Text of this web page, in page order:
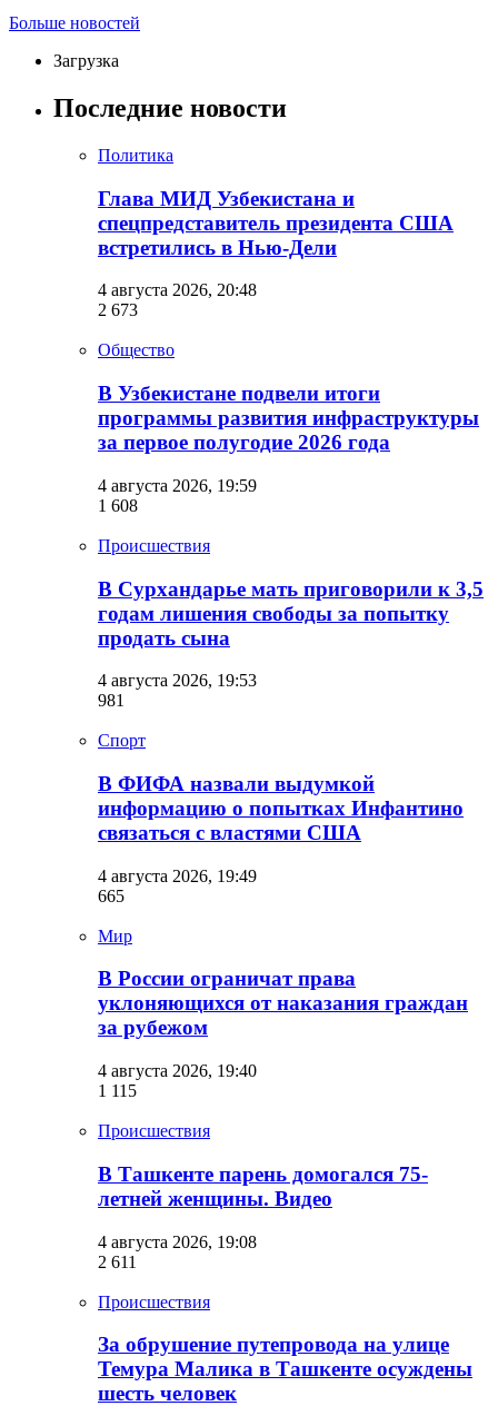
Больше новостей
Загрузка
Последние новости
Политика
Глава МИД Узбекистана и
спецпредставитель президента США
встретились в Нью-Дели
4 августа 2026, 20:48
2 673
Общество
В Узбекистане подвели итоги
программы развития инфраструктуры
за первое полугодие 2026 года
4 августа 2026, 19:59
1 608
Происшествия
В Сурхандарье мать приговорили к 3,5
годам лишения свободы за попытку
продать сына
4 августа 2026, 19:53
981
Спорт
В ФИФА назвали выдумкой
информацию о попытках Инфантино
связаться с властями США
4 августа 2026, 19:49
665
Мир
В России ограничат права
уклоняющихся от наказания граждан
за рубежом
4 августа 2026, 19:40
1 115
Происшествия
В Ташкенте парень домогался 75-
летней женщины. Видео
4 августа 2026, 19:08
2 611
Происшествия
За обрушение путепровода на улице
Темура Малика в Ташкенте осуждены
шесть человек